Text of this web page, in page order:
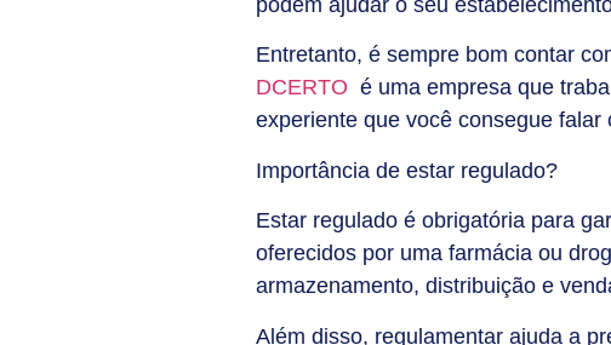
podem ajudar o seu
Entretanto, é sempre bom contar
DCERTO é uma empresa que
experiente que você consegue
Importância de estar regulado?
Estar regulado é obrigatória para
oferecidos por uma farmácia ou
armazenamento, distribuição e
Além disso, regulamentar ajuda a